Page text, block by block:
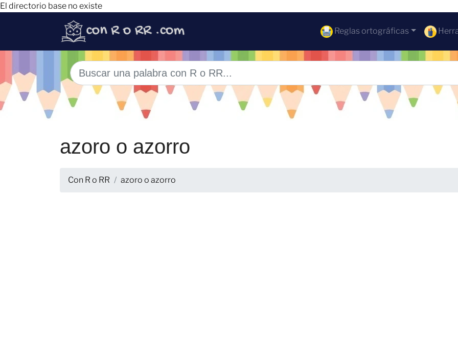
El directorio base no existe
Reglas ortográficas
azoro o azorro
Con R o RR azoro o azorro